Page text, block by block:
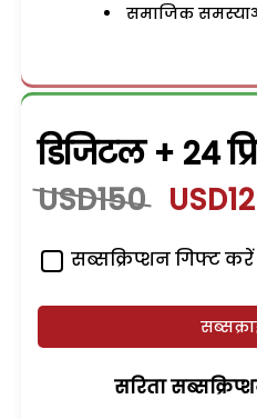
समाजिक
डिजिटल + 24
USD150
सब्सक्रिप्शन गिफ्ट करें
सरिता